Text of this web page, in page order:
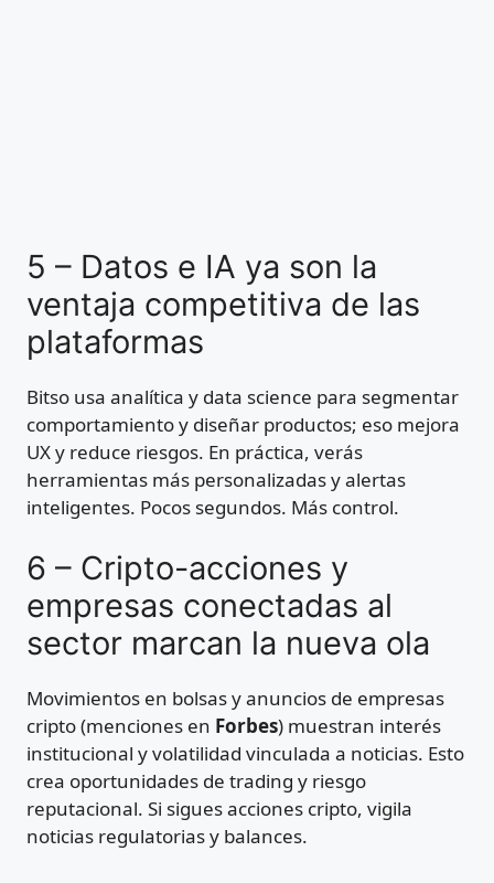
5 – Datos e IA ya son la
ventaja competitiva de las
plataformas
Bitso usa analítica y data science para segmentar
comportamiento y diseñar productos; eso mejora
UX y reduce riesgos. En práctica, verás
herramientas más personalizadas y alertas
inteligentes. Pocos segundos. Más control.
6 – Cripto-acciones y
empresas conectadas al
sector marcan la nueva ola
Movimientos en bolsas y anuncios de empresas
cripto (menciones en Forbes) muestran interés
institucional y volatilidad vinculada a noticias. Esto
crea oportunidades de trading y riesgo
reputacional. Si sigues acciones cripto, vigila
noticias regulatorias y balances.